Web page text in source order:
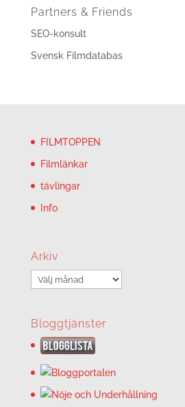
Partners & Friends
SEO-konsult
Svensk Filmdatabas
FILMTOPPEN
Filmlänkar
tävlingar
Info
Arkiv
Arkiv
Bloggtjänster